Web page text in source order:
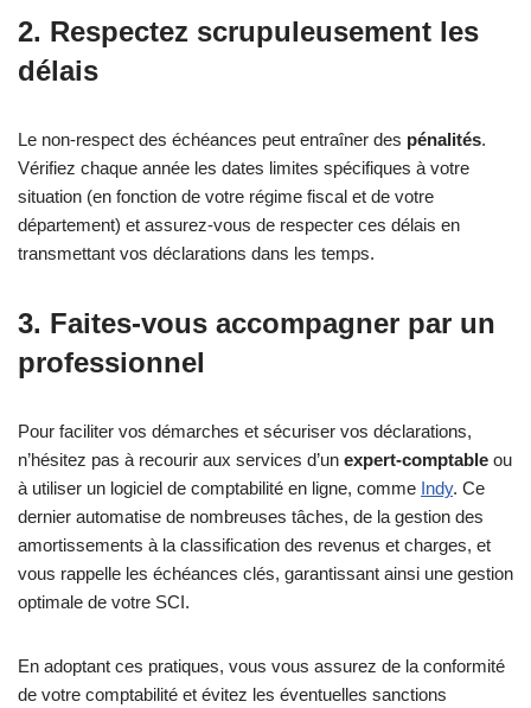
2. Respectez scrupuleusement les
délais
Le non-respect des échéances peut entraîner des pénalités.
Vérifiez chaque année les dates limites spécifiques à votre
situation (en fonction de votre régime fiscal et de votre
département) et assurez-vous de respecter ces délais en
transmettant vos déclarations dans les temps.
3. Faites-vous accompagner par un
professionnel
Pour faciliter vos démarches et sécuriser vos déclarations,
n’hésitez pas à recourir aux services d’un expert-comptable ou
à utiliser un logiciel de comptabilité en ligne, comme Indy. Ce
dernier automatise de nombreuses tâches, de la gestion des
amortissements à la classification des revenus et charges, et
vous rappelle les échéances clés, garantissant ainsi une gestion
optimale de votre SCI.
En adoptant ces pratiques, vous vous assurez de la conformité
de votre comptabilité et évitez les éventuelles sanctions